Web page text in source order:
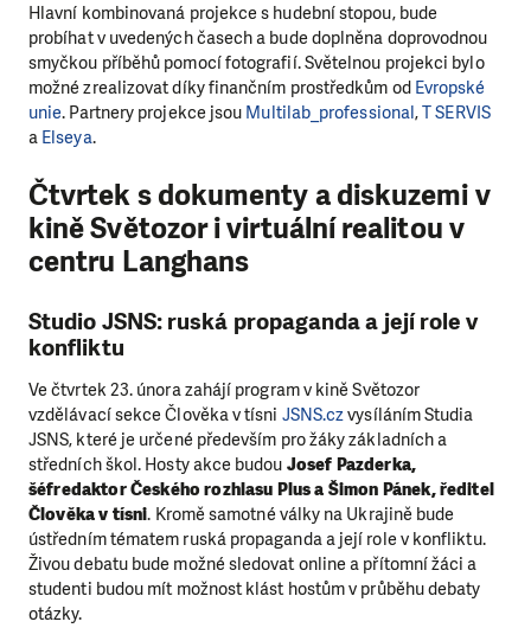
Hlavní kombinovaná projekce s hudební stopou, bude
probíhat v uvedených časech a bude doplněna doprovodnou
smyčkou příběhů pomocí fotografií. Světelnou projekci bylo
možné zrealizovat díky finančním prostředkům od Evropské
unie. Partnery projekce jsou Multilab_professional,T SERVIS
a Elseya.
Čtvrtek s dokumenty a diskuzemi v
kině Světozor i virtuální realitou v
centru Langhans
Studio JSNS: ruská propaganda a její role v
konfliktu
Ve čtvrtek 23. února zahájí program v kině Světozor
vzdělávací sekce Člověka v tísni JSNS.czvysíláním Studia
JSNS, které je určené především pro žáky základních a
středních škol. Hosty akce budou Josef Pazderka,
šéfredaktor Českého rozhlasu Plus a Šimon Pánek, ředitel
Člověka v tísni. Kromě samotné války na Ukrajině bude
ústředním tématem ruská propaganda a její role v konfliktu.
Živou debatu bude možné sledovat online a přítomní žáci a
studenti budou mít možnost klást hostům v průběhu debaty
otázky.